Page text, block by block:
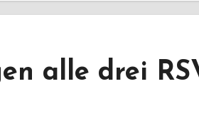
alle drei